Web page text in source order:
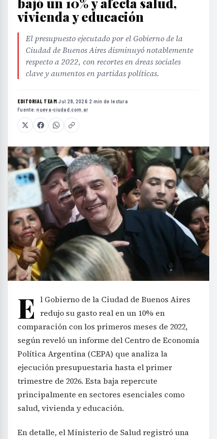
vivienda y educación
El presupuesto ejecutado por el Gobierno de la
Ciudad de Buenos Aires disminuyó notablemente
respecto a 2022, con recortes en áreas sociales
clave y aumentos en partidas políticas.
EDITORIAL TEAM·Jul 28, 2026·2 min de lectura·
Fuente:nueva-ciudad.com.ar
E l Gobierno de la Ciudad de Buenos Aires
redujo su gasto real en un 10% en
comparación con los primeros meses de 2022,
según reveló un informe del Centro de Economía
Política Argentina (CEPA) que analiza la
ejecución presupuestaria hasta el primer
trimestre de 2026. Esta baja repercute
principalmente en sectores esenciales como
salud, vivienda y educación.
En detalle, el Ministerio de Salud registró una